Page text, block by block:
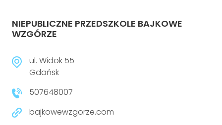
NIEPUBLICZNE PRZEDSZKOLE BAJKOWE
WZGÓRZE
ul. Widok 55
Gdańsk
507648007
bajkowewzgorze.com